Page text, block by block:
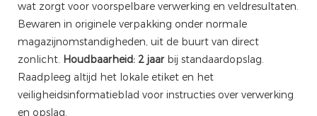
wat zorgt voor voorspelbare verwerking en veldresultaten.
Bewaren in originele verpakking onder normale
magazijnomstandigheden, uit de buurt van direct
zonlicht. Houdbaarheid: 2 jaarbij standaardopslag.
Raadpleeg altijd het lokale etiket en het
veiligheidsinformatieblad voor instructies over verwerking
en opslag.